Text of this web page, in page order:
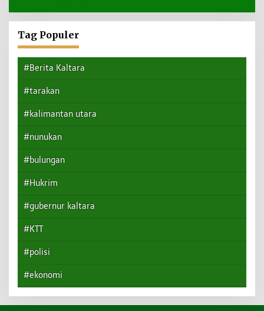
Tag Populer
#Berita Kaltara
#tarakan
#kalimantan utara
#nunukan
#bulungan
#Hukrim
#gubernur kaltara
#KTT
#polisi
#ekonomi